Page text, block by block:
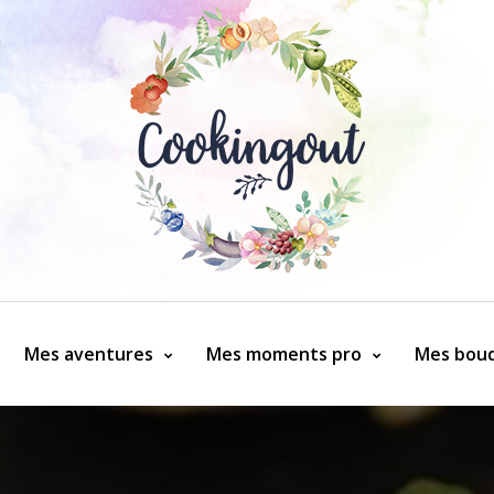
Mes aventures Mes moments pro Mes